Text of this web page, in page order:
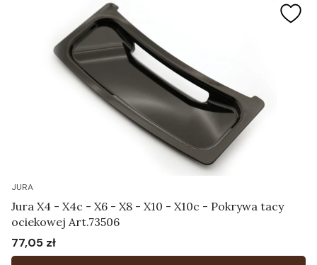
JURA
Jura X4 - X4c - X6 - X8 - X10 - X10c - Pokrywa tacy
ociekowej Art.73506
Cena
77,05 zł